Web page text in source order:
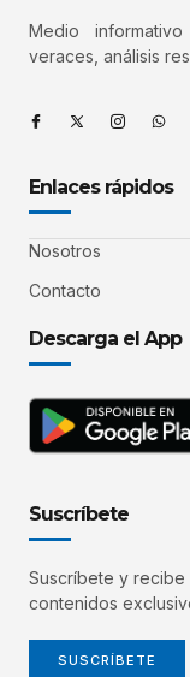
Medio
veraces, análisis
Enlaces rápidos
Nosotros
Contacto
Descarga el App
Suscríbete
Suscríbete y recibe
contenidos
SUSCRÍBETE